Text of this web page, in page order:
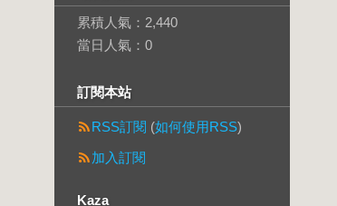
累積人氣： 2,440
當日人氣： 0
訂閱本站
RSS訂閱 (如何使用RSS)
加入訂閱
Kaza